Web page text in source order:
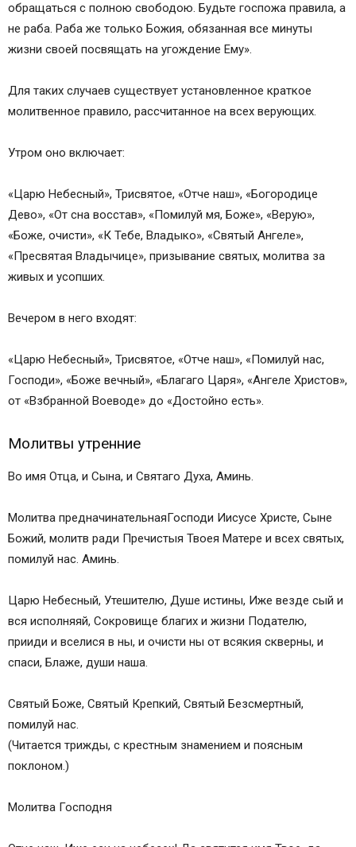
обращаться с полною свободою. Будьте госпожа правила, а
не раба. Раба же только Божия, обязанная все минуты
жизни своей посвящать на угождение Ему».
Для таких случаев существует установленное краткое
молитвенное правило, рассчитанное на всех верующих.
Утром оно включает:
«Царю Небесный», Трисвятое, «Отче наш», «Богородице
Дево», «От сна восстав», «Помилуй мя, Боже», «Верую»,
«Боже, очисти», «К Тебе, Владыко», «Святый Ангеле»,
«Пресвятая Владычице», призывание святых, молитва за
живых и усопших.
Вечером в него входят:
«Царю Небесный», Трисвятое, «Отче наш», «Помилуй нас,
Господи», «Боже вечный», «Благаго Царя», «Ангеле Христов»,
от «Взбранной Воеводе» до «Достойно есть».
Молитвы утренние
Во имя Отца, и Сына, и Святаго Духа, Аминь.
Молитва предначинательнаяГосподи Иисусе Христе, Сыне
Божий, молитв ради Пречистыя Твоея Матере и всех святых,
помилуй нас. Аминь.
Царю Небесный, Утешителю, Душе истины, Иже везде сый и
вся исполняяй, Сокровище благих и жизни Подателю,
прииди и вселися в ны, и очисти ны от всякия скверны, и
спаси, Блаже, души наша.
Святый Боже, Святый Крепкий, Святый Безсмертный,
помилуй нас.
(Читается трижды, с крестным знамением и поясным
поклоном.)
Молитва Господня